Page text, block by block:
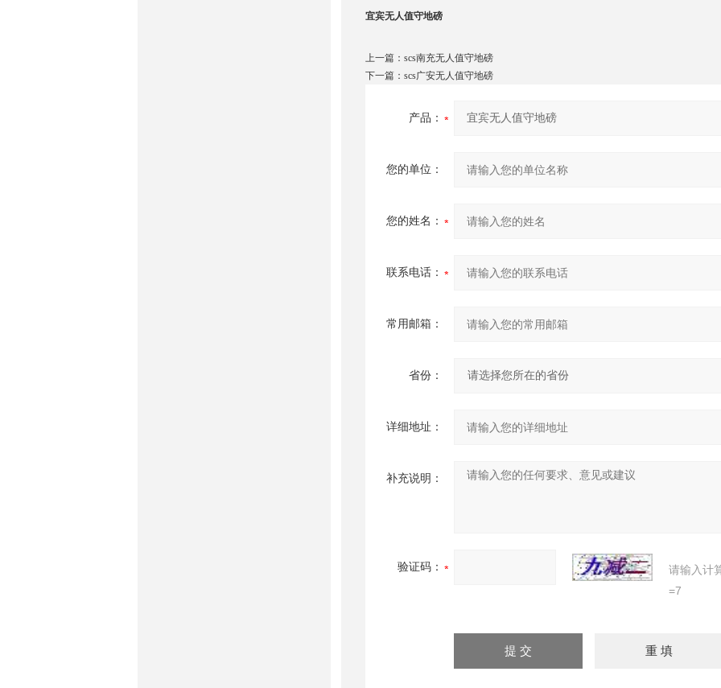
宜宾无人值守地磅
上一篇： scs南充无人值守地磅
下一篇： scs广安无人值守地磅
产品：
您的单位：
您的姓名：
联系电话：
常用邮箱：
省份：
详细地址：
补充说明：
验证码：
请输入计
=7